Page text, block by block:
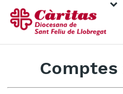
Comptes